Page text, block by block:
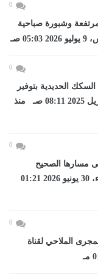
0
2026.. رطوبة مرتفعة وشبورة صباحية
صـ
0
الحديدية بتوفير
أماكن في رحلات...اليوم الأربعاء، 2 أبريل 2025 08:11 صـ منذ
0
إلى مسارها الصحيح
ورسخت دعائم الاستقرار...اليوم الثلاثاء، 30 يونيو 2026 01:21
0
الملاحي لقناة